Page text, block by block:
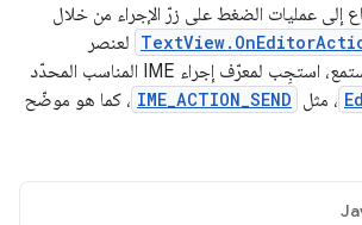
إلى عمليات الضغط على زرّ الإجراء من خلال
لعنصر
. في المستمع، استجِب لمعرّف إجراء IME المناسب المحدّد
، مثل IME_ACTION_SEND ، كما هو موضّح